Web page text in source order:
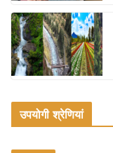
उपयोगी श्रेणियां